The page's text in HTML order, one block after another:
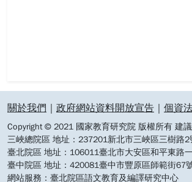
:::關於我們 政府網站資料開放宣告 個資
Copyright © 2021 國家教育研究院 版權所有 建
三峽總院區 地址：237201新北市三峽區三樹路
臺北院區 地址：106011臺北市大安區和平東路
臺中院區 地址：420081臺中市豐原區師範街67
網站服務：臺北院區語文教育及編譯研究中心